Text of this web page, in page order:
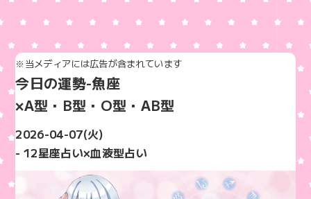
※当メディアには広告が含まれています
今日の運勢-魚座
×A型・B型・O型・AB型
2026-04-07(火)
- 12星座占い×血液型占い